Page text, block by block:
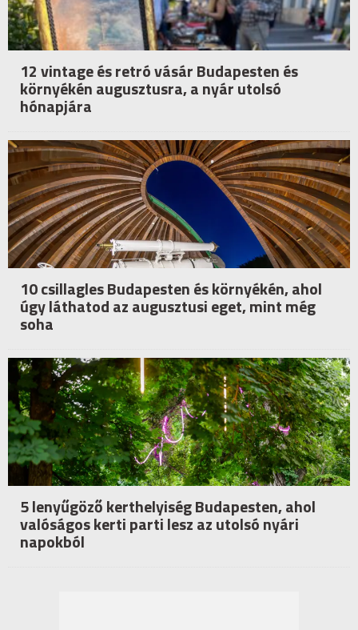
12 vintage és retró vásár Budapesten és
környékén augusztusra, a nyár utolsó
hónapjára
10 csillagles Budapesten és környékén, ahol
úgy láthatod az augusztusi eget, mint még
soha
5 lenyűgöző kerthelyiség Budapesten, ahol
valóságos kerti parti lesz az utolsó nyári
napokból